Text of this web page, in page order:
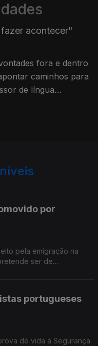
acontecer"
fora e dentro
caminhos para
de língua
por
pela emigração na
ser de
portugueses
de vida à Segurança